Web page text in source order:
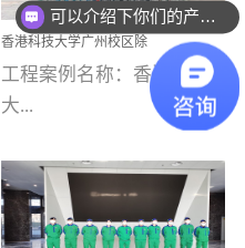
部和全国分支机构生产光
触媒、净醛王、祛味剂等
优吸系列产品，保质保量
完成生产任务，确保全国
求。资质优势团队优势分
支优势优吸环保是一棵正
茁壮成长的树，只要我们
南沙珠江湾江门市蓬江区
禾...
香港科技大学广州校区除
甲醛项目圆满完成
工程案例名称：香港科技
大...
学广州校区室内空气治
理 工程案例地址：广
可以介绍下你们的产品么